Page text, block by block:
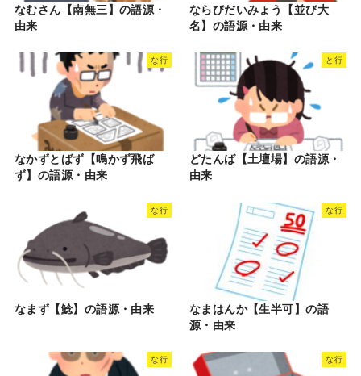
なむさん【南無三】の語源・
由来
ならびだいみょう【並び大
名】の語源・由来
な行
なかずとばず【鳴かず飛ば
ず】の語源・由来
と行
どたんば【土壇場】の語源・
由来
な行
なまず【鯰】の語源・由来
な行
なまはんか【生半可】の語
源・由来
な行 な行